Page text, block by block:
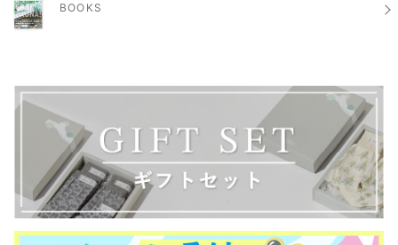
BOOKS